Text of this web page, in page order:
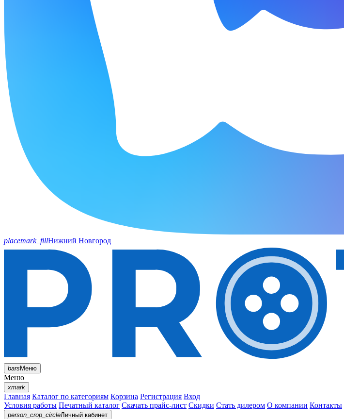
placemark_fillНижний Новгород
barsМеню
Меню
xmark
Главная Каталог по категориям Корзина Регистрация Вход
Условия работы Печатный каталог Скачать прайс-лист Скидки Стать дилером О компании Контакты
person_crop_circleЛичный кабинет